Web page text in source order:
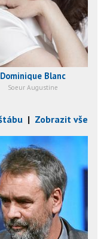
Dominique Blanc
Soeur Augustine
| Zobrazit vše